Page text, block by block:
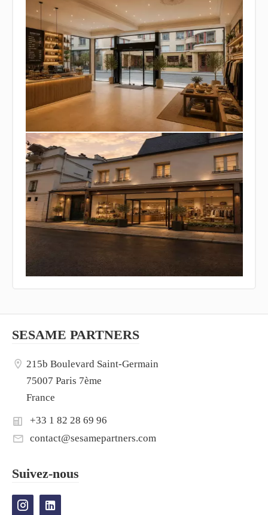
SESAME PARTNERS
215b Boulevard Saint-Germain
75007 Paris 7ème
France
+33 1 82 28 69 96
contact@sesamepartners.com
Suivez-nous